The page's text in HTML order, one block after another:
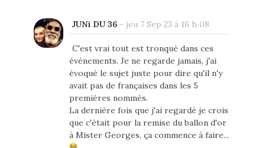
JUNi DU 36- jeu 7 Sep 23 à 16 h 08
C'est vrai tout est tronqué dans ces
événements. Je ne regarde jamais, j'ai
évoqué le sujet juste pour dire qu'il n'y
avait pas de françaises dans les 5
premières nommés.
La dernière fois que j'ai regardé je crois
que c'était pour la remise du ballon d'or
à Mister Georges, ça commence à faire...